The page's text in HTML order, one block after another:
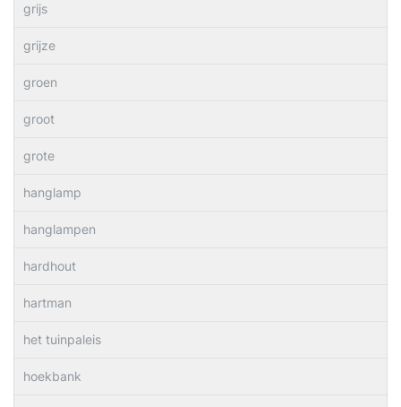
grijs
grijze
groen
groot
grote
hanglamp
hanglampen
hardhout
hartman
het tuinpaleis
hoekbank